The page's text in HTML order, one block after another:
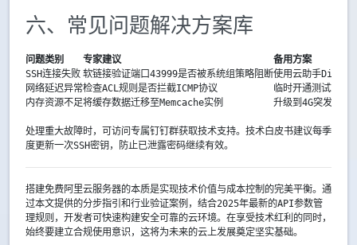
六、常见问题解决方案库
问题类别 专家建议
备用方案
SSH连接失败 软链接验证端口43999是否被系统组策略阻断使用云助手
网络延迟异常检查ACL规则是否拦截ICMP协议
临时开通测试端口
内存资源不足将缓存数据迁移至Memcache实例 升级到4G突发实例
处理重大故障时，可访问专属钉钉群获取技术支持。技术白皮书建议每季
度更新一次SSH密钥，防止已泄露密码继续有效。
搭建免费阿里云服务器的本质是实现技术价值与成本控制的完美平衡。通
过本文提供的分步指引和行业验证案例，结合2025年最新的API参数管
理规则，开发者可快速构建安全可靠的云环境。在享受技术红利的同时，
始终要建立合规使用意识，这将为未来的云上发展奠定坚实基础。